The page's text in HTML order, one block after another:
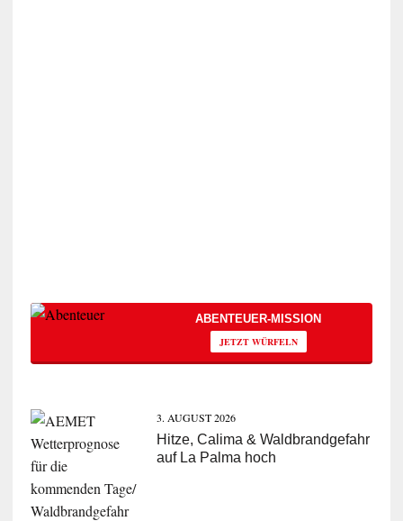
ABENTEUER-MISSION
JETZT WÜRFELN
3. AUGUST 2026
Hitze, Calima & Waldbrandgefahr
auf La Palma hoch